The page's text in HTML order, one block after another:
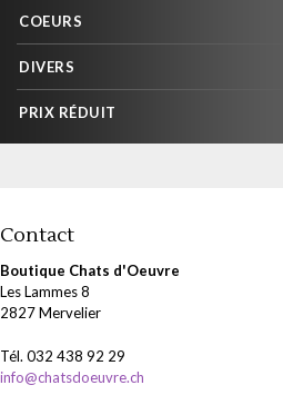
COEURS
DIVERS
PRIX RÉDUIT
Contact
Boutique Chats d'Oeuvre
Les Lammes 8
2827 Mervelier
Tél. 032 438 92 29
info@chatsdoeuvre.ch